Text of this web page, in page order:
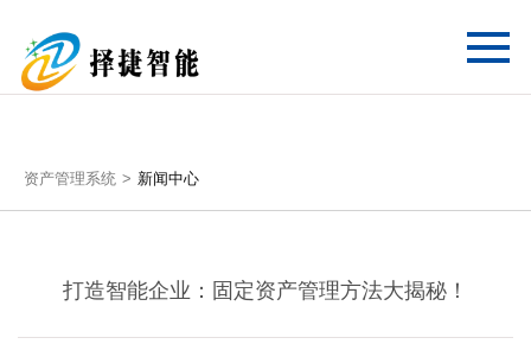
资产管理系统 新闻中心
打造智能企业：固定资产管理方法大揭秘！